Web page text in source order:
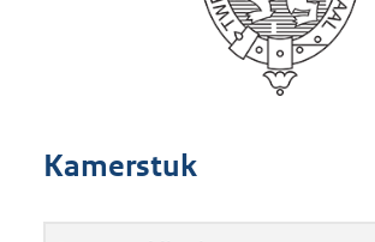
Kamerstuk